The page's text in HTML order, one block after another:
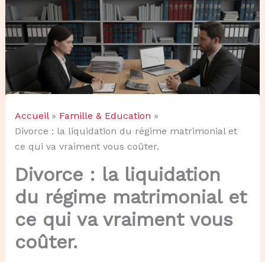
Accueil
Famille & Education
Divorce : la liquidation du régime matrimonial et
ce qui va vraiment vous coûter.
Divorce : la liquidation
du régime matrimonial et
ce qui va vraiment vous
coûter.